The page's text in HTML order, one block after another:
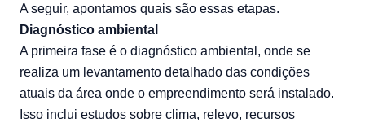
A seguir, apontamos quais são essas etapas.
Diagnóstico ambiental
A primeira fase é o diagnóstico ambiental, onde se
realiza um levantamento detalhado das condições
atuais da área onde o empreendimento será instalado.
Isso inclui estudos sobre clima, relevo, recursos